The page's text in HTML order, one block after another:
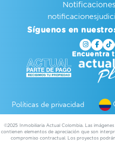
Síguenos en
Encuentra
Políticas de privacidad
©2025 Inmobiliaria Actual Colombia. Las
contienen elementos de apreciación que son
compromiso contractual. Los proyectos